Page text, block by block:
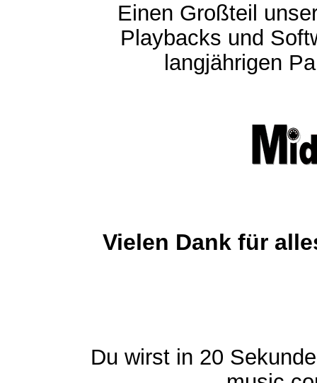
Einen Großteil
Playbacks und
langjährigen
Vielen Dank für
Du wirst in 20